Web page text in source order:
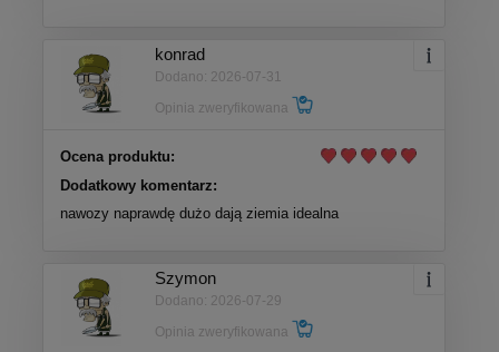
konrad
Dodano: 2026-07-31
Opinia zweryfikowana
Ocena produktu:
Dodatkowy komentarz:
nawozy naprawdę dużo dają ziemia idealna
Szymon
Dodano: 2026-07-29
Opinia zweryfikowana